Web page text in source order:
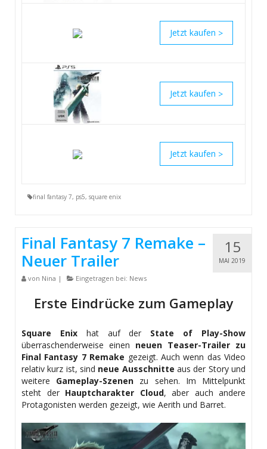
>
>
>
final fantasy 7, ps5, square enix
15
MAI 2019
Final Fantasy 7 Remake –
Neuer Trailer
von Nina | Eingetragen bei: News
Erste Eindrücke zum Gameplay
Square Enixhat auf der State of Play-Show
überraschenderweise einen neuen Teaser-Trailer zu
Final Fantasy 7 Remake gezeigt. Auch wenn das Video
relativ kurz ist, sind neue Ausschnitte aus der Story und
weitere Gameplay-Szenen zu sehen. Im Mittelpunkt
steht der Hauptcharakter Cloud, aber auch andere
Protagonisten werden gezeigt, wie Aerith und Barret.